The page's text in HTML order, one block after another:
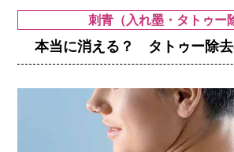
刺青（入れ墨・タトゥー
本当に消える？ タトゥー除去